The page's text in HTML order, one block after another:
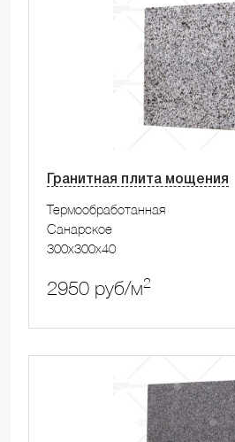
Гранитная плита мощения
Термообработанная
Санарское
300x300x40
2950 руб/м2